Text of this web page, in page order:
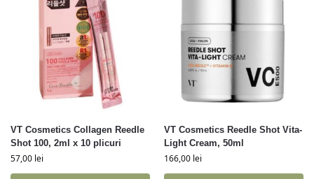
VT Cosmetics Collagen Reedle
Shot 100, 2ml x 10 plicuri
57,00 lei
VT Cosmetics Reedle Shot Vita-
Light Cream, 50ml
166,00 lei